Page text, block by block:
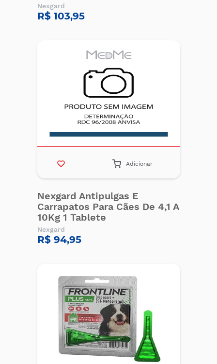
Nexgard
R$ 103,95
Adicionar
Nexgard Antipulgas E
Carrapatos Para Cães De 4,1 A
10Kg 1 Tablete
Nexgard
R$ 94,95